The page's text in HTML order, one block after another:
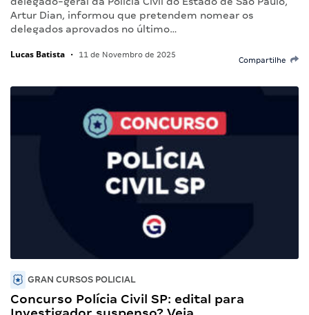
Artur Dian, informou que pretendem nomear os
delegados aprovados no último…
Lucas Batista • 11 de Novembro de 2025
Compartilhe
GRAN CURSOS POLICIAL
Concurso Polícia Civil SP: edital para